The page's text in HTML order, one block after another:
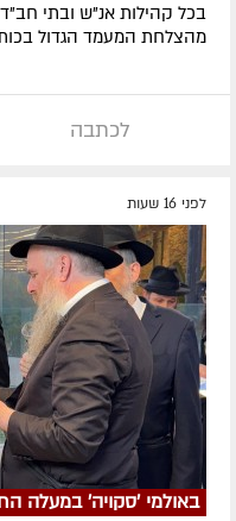
בכל קהילות אנ"ש ובתי
מהצלחת המעמד הגדול
לכתבה
לפני 16 שעות
באולמי 'סקויה' במעלה